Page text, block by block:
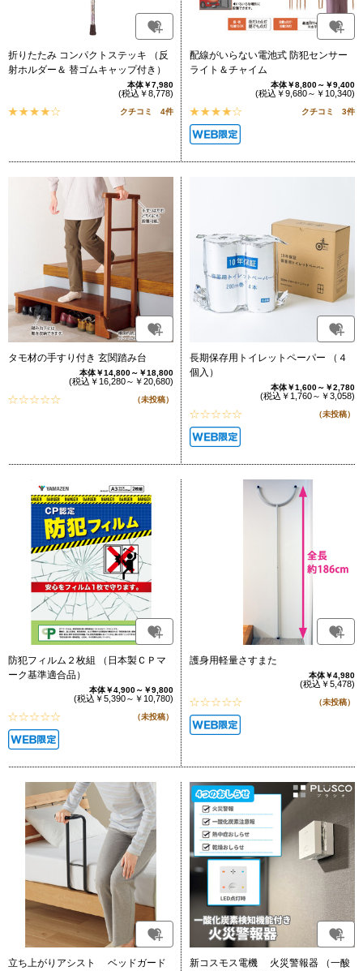
折りたたみ コンパクトステッキ （反
射ホルダー＆ 替ゴムキャップ付き）
本体￥7,980
(税込￥8,778)
クチコミ 4件
配線がいらない電池式 防犯センサー
ライト＆チャイム
本体￥8,800～￥9,400
(税込￥9,680～￥10,340)
クチコミ 3件
タモ材の手すり付き 玄関踏み台
本体￥14,800～￥18,800
(税込￥16,280～￥20,680)
（未投稿）
長期保存用トイレットペーパー （４
個入）
本体￥1,600～￥2,780
(税込￥1,760～￥3,058)
（未投稿）
防犯フィルム２枚組 （日本製ＣＰマ
ーク基準適合品）
本体￥4,900～￥9,800
(税込￥5,390～￥10,780)
（未投稿）
護身用軽量さすまた
本体￥4,980
(税込￥5,478)
（未投稿）
立ち上がりアシスト ベッドガード
新コスモス電機 火災警報器 （一酸